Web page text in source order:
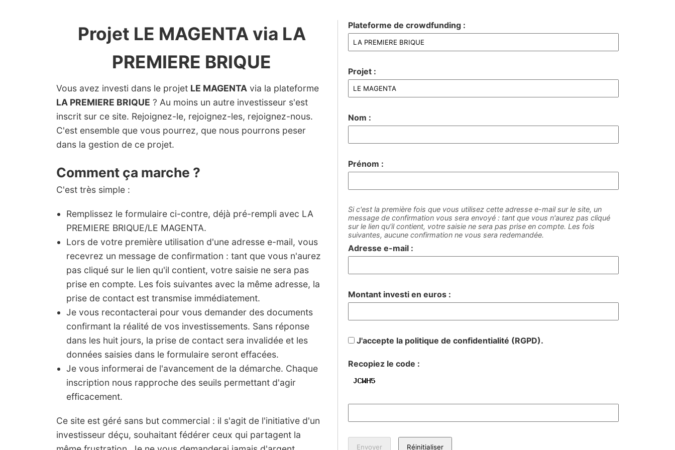
Projet LE MAGENTA via LA
PREMIERE BRIQUE
Vous avez investi dans le projet LE MAGENTA via la plateforme
LA PREMIERE BRIQUE ? Au moins un autre investisseur s'est
inscrit sur ce site. Rejoignez-le, rejoignez-les, rejoignez-nous.
C'est ensemble que vous pourrez, que nous pourrons peser
dans la gestion de ce projet.
Comment ça marche ?
C'est très simple :
Remplissez le formulaire ci-contre, déjà pré-rempli avec LA
PREMIERE BRIQUE/LE MAGENTA.
Lors de votre première utilisation d'une adresse e-mail, vous
recevrez un message de confirmation : tant que vous n'aurez
pas cliqué sur le lien qu'il contient, votre saisie ne sera pas
prise en compte. Les fois suivantes avec la même adresse, la
prise de contact est transmise immédiatement.
Je vous recontacterai pour vous demander des documents
confirmant la réalité de vos investissements. Sans réponse
dans les huit jours, la prise de contact sera invalidée et les
données saisies dans le formulaire seront effacées.
Je vous informerai de l'avancement de la démarche. Chaque
inscription nous rapproche des seuils permettant d'agir
efficacement.
Ce site est géré sans but commercial : il s'agit de l'initiative d'un
investisseur déçu, souhaitant fédérer ceux qui partagent la
Plateforme de crowdfunding :
Projet :
Nom :
Prénom :
Si c'est la première fois que vous utilisez cette adresse e-mail sur le site, un
message de confirmation vous sera envoyé : tant que vous n'aurez pas cliqué
sur le lien qu'il contient, votre saisie ne sera pas prise en compte. Les fois
suivantes, aucune confirmation ne vous sera redemandée.
Adresse e-mail :
Montant investi en euros :
J'accepte la politique de confidentialité (RGPD).
Recopiez le code :